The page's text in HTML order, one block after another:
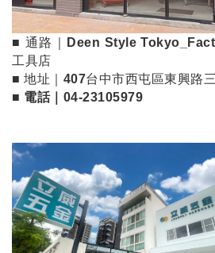
■ 通路｜Deen Style
工具店
■ 地址｜ 407台中市西屯區東興路
■ 電話｜ 04-23105979